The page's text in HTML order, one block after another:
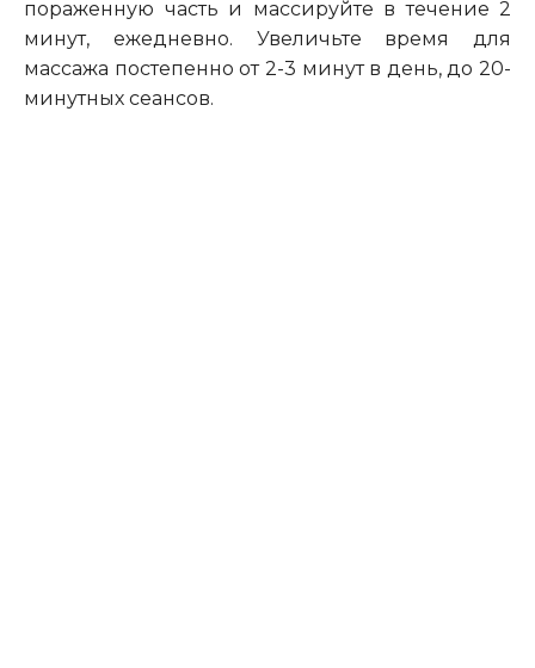
пораженную часть и массируйте в течение 2
минут, ежедневно. Увеличьте время для
массажа постепенноот2-3 минут в день, до 20-
минутных сеансов.